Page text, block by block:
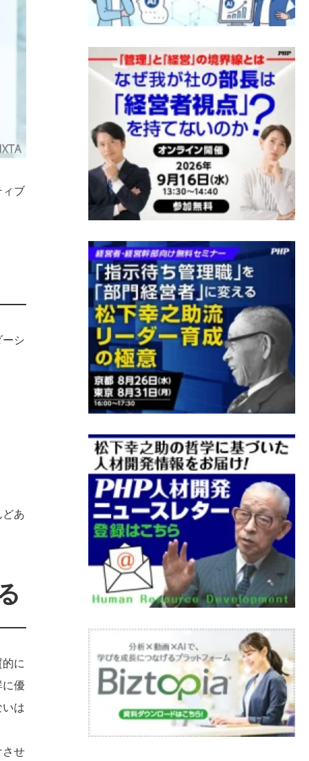
ィブ
シ
あ
に
に優
は
させ